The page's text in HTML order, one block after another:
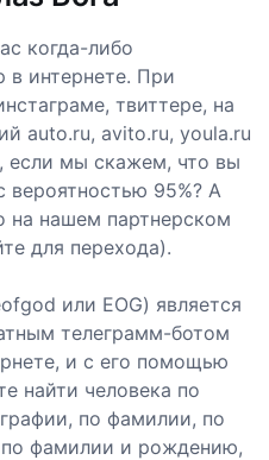
когда-либо
в интернете. При
твиттере, на
auto.ru, avito.ru, youla.ru
если мы скажем, что вы
вероятностью 95%? А
на нашем партнерском
для перехода).
или EOG) является
телеграмм-ботом
и с его помощью
найти человека по
по фамилии, по
фамилии и рождению,